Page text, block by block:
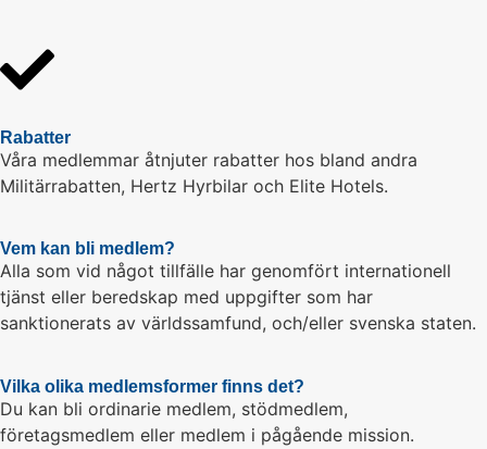
Rabatter
Våra medlemmar åtnjuter rabatter hos bland andra
Militärrabatten, Hertz Hyrbilar och Elite Hotels.
Vem kan bli medlem?
Alla som vid något tillfälle har genomfört internationell
tjänst eller beredskap med uppgifter som har
sanktionerats av världssamfund, och/eller svenska staten.
Vilka olika medlemsformer finns det?
Du kan bli ordinarie medlem, stödmedlem,
företagsmedlem eller medlem i pågående mission.